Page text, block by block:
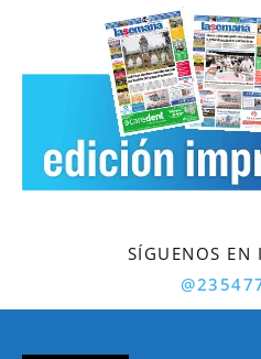
SÍGUENOS EN